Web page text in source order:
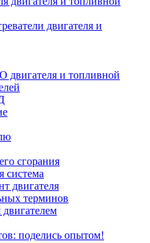
двигателя и
двигателя и топливной
сгорания
система
двигателя
терминов
поделись опытом!